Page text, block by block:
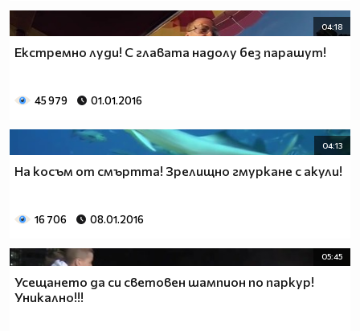
04:18
Екстремно луди! С главата надолу без парашут!
45 979 01.01.2016
04:13
На косъм от смъртта! Зрелищно гмуркане с акули!
16 706 08.01.2016
05:45
Усещането да си световен шампион по паркур!
Уникално!!!